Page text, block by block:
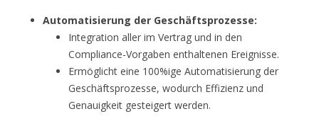
Automatisierung der Geschäftsprozesse:
Integration aller im Vertrag und in den
Compliance-Vorgaben enthaltenen Ereignisse.
Ermöglicht eine 100%ige Automatisierung der
Geschäftsprozesse, wodurch Effizienz und
Genauigkeit gesteigert werden.